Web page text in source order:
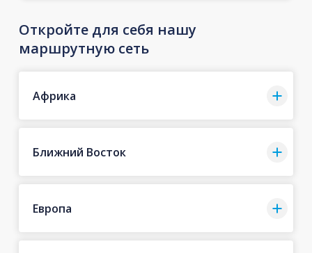
Откройте для себя нашу
маршрутную сеть
Африка
Ближний Восток
Европа